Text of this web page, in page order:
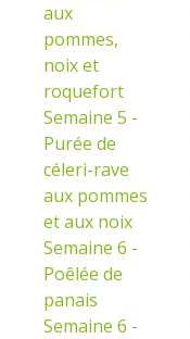
aux
pommes,
noix et
roquefort
Semaine 5 -
Purée de
céleri-rave
aux pommes
et aux noix
Semaine 6 -
Poêlée de
panais
Semaine 6 -